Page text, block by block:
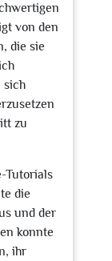
von den
die sie
sich
zu
Tutorials
die
und der
konnte
ihr